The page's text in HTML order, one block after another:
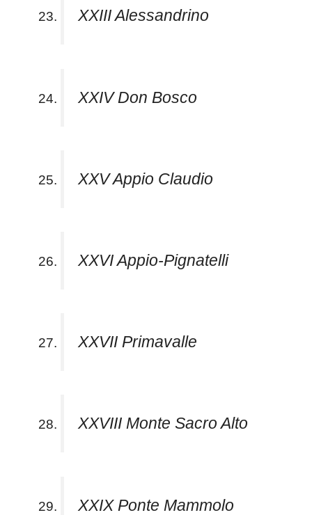
XXIII Alessandrino
XXIV Don Bosco
XXV Appio Claudio
XXVI Appio-Pignatelli
XXVII Primavalle
XXVIII Monte Sacro Alto
XXIX Ponte Mammolo